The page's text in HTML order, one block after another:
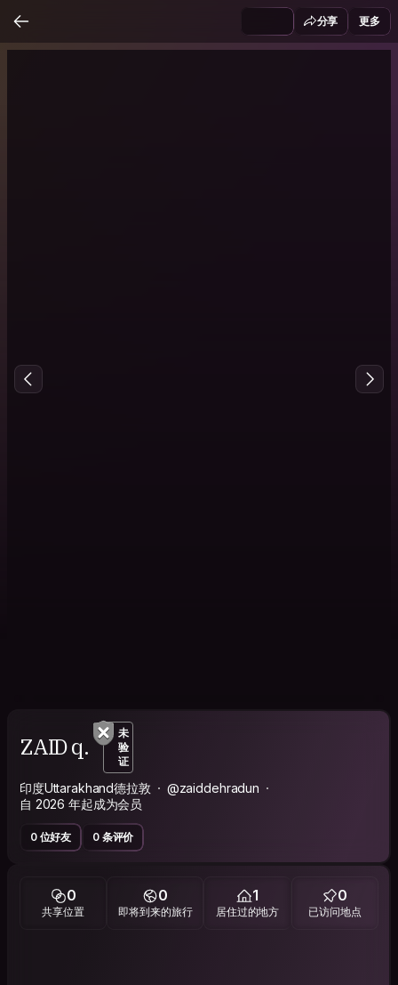
分享 更多
ZAID q.
未
验
证
印度Uttarakhand德拉敦
@zaiddehradun
自 2026 年起成为会员
0 位好友 0 条评价
0
共享位置
0
即将到来的旅行
1
居住过的地方
0
已访问地点